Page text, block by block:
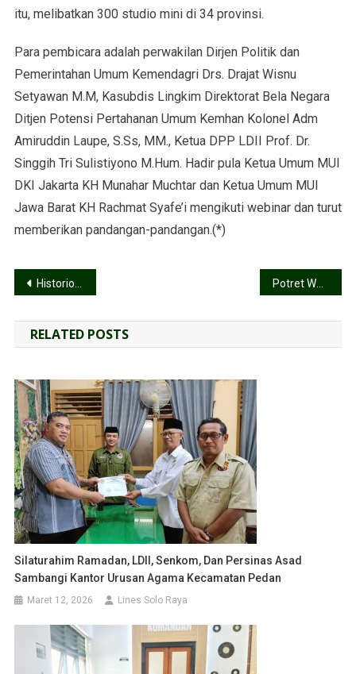
itu, melibatkan 300 studio mini di 34 provinsi.
Para pembicara adalah perwakilan Dirjen Politik dan
Pemerintahan Umum Kemendagri Drs. Drajat Wisnu
Setyawan M.M, Kasubdis Lingkim Direktorat Bela Negara
Ditjen Potensi Pertahanan Umum Kemhan Kolonel Adm
Amiruddin Laupe, S.Ss, MM., Ketua DPP LDII Prof. Dr.
Singgih Tri Sulistiyono M.Hum. Hadir pula Ketua Umum MUI
DKI Jakarta KH Munahar Muchtar dan Ketua Umum MUI
Jawa Barat KH Rachmat Syafe’i mengikuti webinar dan turut
memberikan pandangan-pandangan.(*)
Historiografi Pembebasan untuk Indonesia di Era Milenial
RELATED POSTS
Silaturahim Ramadan, LDII, Senkom, Dan Persinas Asad
Sambangi Kantor Urusan Agama Kecamatan Pedan
Maret 12, 2026 Lines Solo Raya